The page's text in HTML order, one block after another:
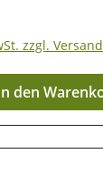
Welpen und
Hunde
Durch
zzgl.
den